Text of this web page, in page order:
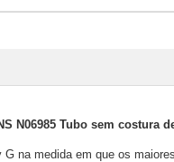
N06985 Tubo sem costura
na medida em que os